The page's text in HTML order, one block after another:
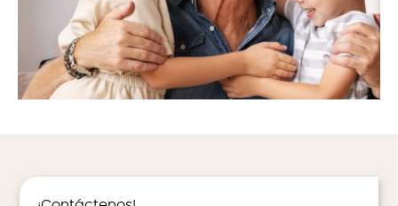
Nivelle, es ideal para disfrutar de los placeres del
agua, como desee. Durante su estancia, disfrute
también de la piscina del camping. Y si eres
aficionado al camping tradicional, debes saber
que es posible reservar una parcela en nuestro